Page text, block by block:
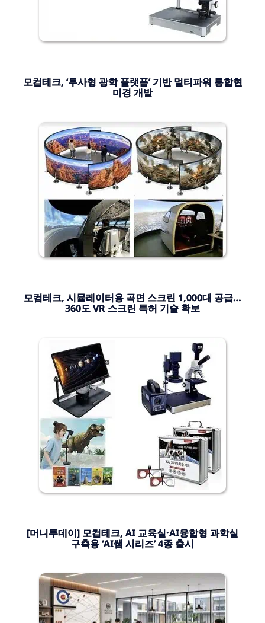
모컴테크, ‘투사형 광학 플랫폼’ 기반 멀티파워 통합현
미경 개발
모컴테크, 시뮬레이터용 곡면 스크린 1,000대 공급…
360도 VR 스크린 특허 기술 확보
[머니투데이] 모컴테크, AI 교육실·AI융합형 과학실
구축용 ‘AI쌤 시리즈’ 4종 출시